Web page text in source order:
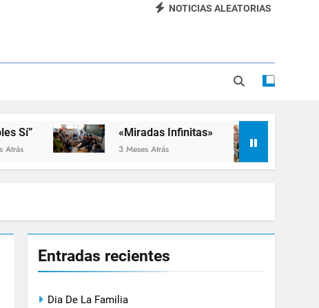
NOTICIAS ALEATORIAS
«Miradas Infinitas»
3 Meses Atrás
Taller de
3 Meses Atrás
Entradas recientes
Dia De La Familia